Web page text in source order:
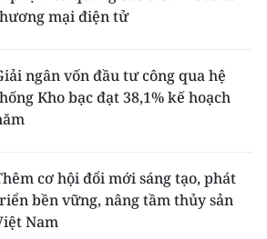
mại điện tử
ngân vốn đầu tư công qua hệ
Kho bạc đạt 38,1% kế hoạch
cơ hội đổi mới sáng tạo, phát
bền vững, nâng tầm thủy sản
Nam